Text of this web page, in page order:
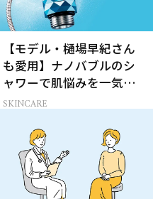
【モデル・樋場早紀さん
も愛用】ナノバブルのシ
ャワーで肌悩みを一気に
解決
SKINCARE